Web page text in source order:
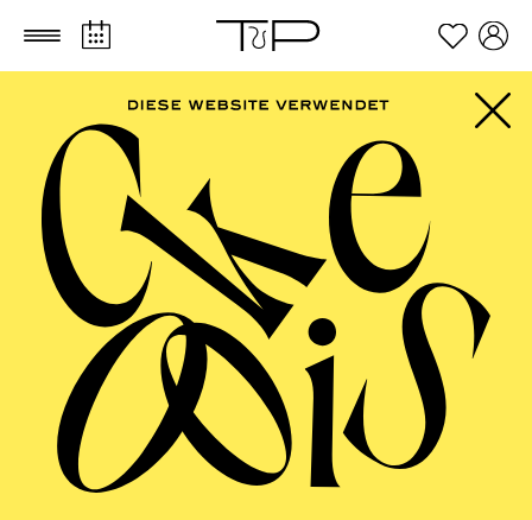
Zum Hauptinhalt springen Zum Footer springen